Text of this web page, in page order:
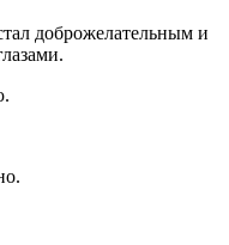
доброжелательным и